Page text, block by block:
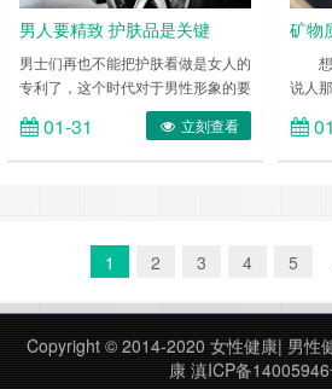
男人要精致 护肤品是关键
男士们再也不能把护肤看做是女人的
专利了，这个时代对于男性形象的要
求已经越来越高、越来越严苛。也
许，在以前的审美观念中，不修边幅
还可以解释为个性，但是在这个时
01-31 立刻查看
矿物
想
说人
然的
肤做
底控
1 2 3 4 5
Copyright © 2014-2020 女性健康| 男性
康 滇ICP备